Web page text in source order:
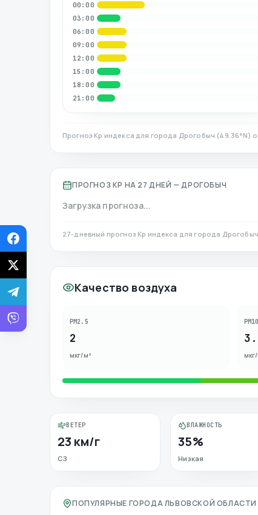
00:00
03:00
06:00
09:00
12:00
15:00
18:00
21:00
Прогноз Kp индекса для города Дрогобыч (49.36°N)
ПРОГНОЗ KP НА 27 ДНЕЙ — ДРОГОБЫЧ
Загрузка прогноза...
27-дневный прогноз Kp индекса для города Дрогобыч
Качество воздуха
PM2.5
2
мкг/м³
PM10
ВЕТЕР
23 км/г
СЗ
ВЛАЖНОСТЬ
35%
Низкая
ПОПУЛЯРНЫЕ ГОРОДА ЛЬВОВСКОЙ ОБЛАСТИ